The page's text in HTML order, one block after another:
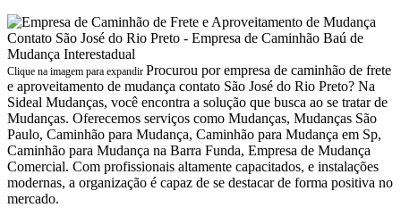
Clique na imagem para expandir Procurou por empresa de caminhão de frete
e aproveitamento de mudança contato São José do Rio Preto? Na
Sideal Mudanças, você encontra a solução que busca ao se tratar de
Mudanças. Oferecemos serviços como Mudanças, Mudanças São
Paulo, Caminhão para Mudança, Caminhão para Mudança em Sp,
Caminhão para Mudança na Barra Funda, Empresa de Mudança
Comercial. Com profissionais altamente capacitados, e instalações
modernas, a organização é capaz de se destacar de forma positiva no
mercado.